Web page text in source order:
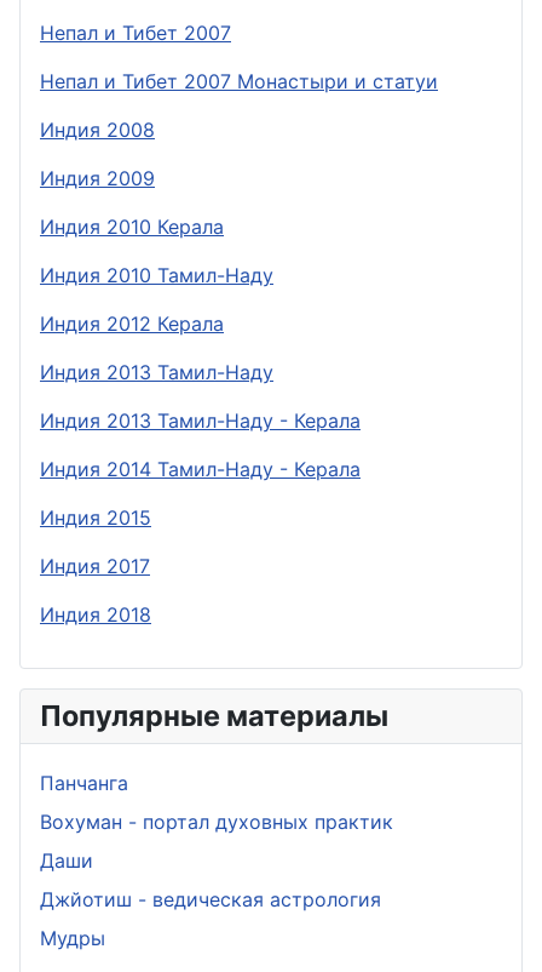
Непал и Тибет 2007
Непал и Тибет 2007 Монастыри и статуи
Индия 2008
Индия 2009
Индия 2010 Керала
Индия 2010 Тамил-Наду
Индия 2012 Керала
Индия 2013 Тамил-Наду
Индия 2013 Тамил-Наду - Керала
Индия 2014 Тамил-Наду - Керала
Индия 2015
Индия 2017
Индия 2018
Популярные материалы
Панчанга
Вохуман - портал духовных практик
Даши
Джйотиш - ведическая астрология
Мудры